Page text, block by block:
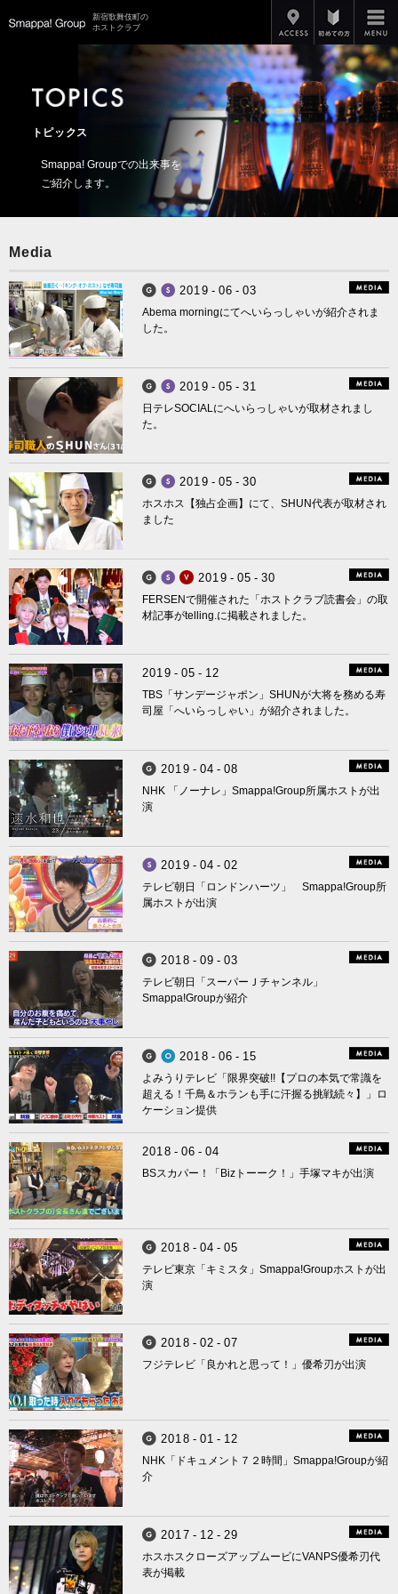
新宿歌舞伎町の
ホストクラブ
トピックス
Smappa! Groupでの出来事を
ご紹介します。
Media
Smappa! Group
Smappa! Hans Axel von Fersen
2019 - 06 - 03
Abema morningにてへいらっしゃいが紹介されま
した。
Smappa! Group
Smappa! Hans Axel von Fersen
201 9 - 05 - 31
日テレSOCIALにへいらっしゃいが取材されまし
た。
Smappa! Group
Smappa! Hans Axel von Fersen
2019 - 05 - 30
ホスホス【独占企画】にて、SHUN代表が取材され
ました
Smappa! Group
Smappa! Hans Axel von Fersen
VANPS
201 9 - 05 - 30
FERSENで開催された「ホストクラブ読書会」の取
材記事がtelling.に掲載されました。
2019 - 05 - 12
TBS「サンデージャポン」SHUNが大将を務める寿
司屋「へいらっしゃい」が紹介されました。
Smappa! Group
2019 - 04 - 08
NHK 「ノーナレ」Smappa!Group所属ホストが出
演
Smappa! Hans Axel von Fersen
201 9 - 04 - 02
テレビ朝日「ロンドンハーツ」 Smappa!Group所
属ホストが出演
Smappa! Group
2018 - 09 - 03
テレビ朝日「スーパーＪチャンネル」
Smappa!Groupが紹介
Smappa! Group
OPUST
201 8 - 06 - 1 5
よみうりテレビ「限界突破!!【プロの本気で常識を
超える！千鳥＆ホランも手に汗握る挑戦続々】」ロ
ケーション提供
2018 - 06 - 04
BSスカパー！「Bizトーーク！」手塚マキが出演
Smappa! Group
201 8 - 04 - 05
テレビ東京「キミスタ」Smappa!Groupホストが出
演
Smappa! Group
2018 - 02 - 07
フジテレビ「良かれと思って！」優希刃が出演
Smappa! Group
2018 - 01 - 12
NHK「ドキュメント７２時間」Smappa!Groupが紹
介
Smappa! Group
201 7 - 1 2 - 29
ホスホスクローズアップムービにVANPS優希刃代
表が掲載